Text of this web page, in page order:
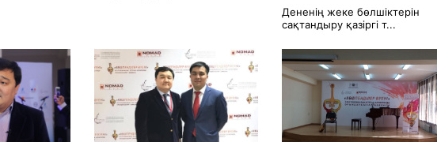
Дененің жеке бөлшіктерін
сақтандыру қазіргі т...